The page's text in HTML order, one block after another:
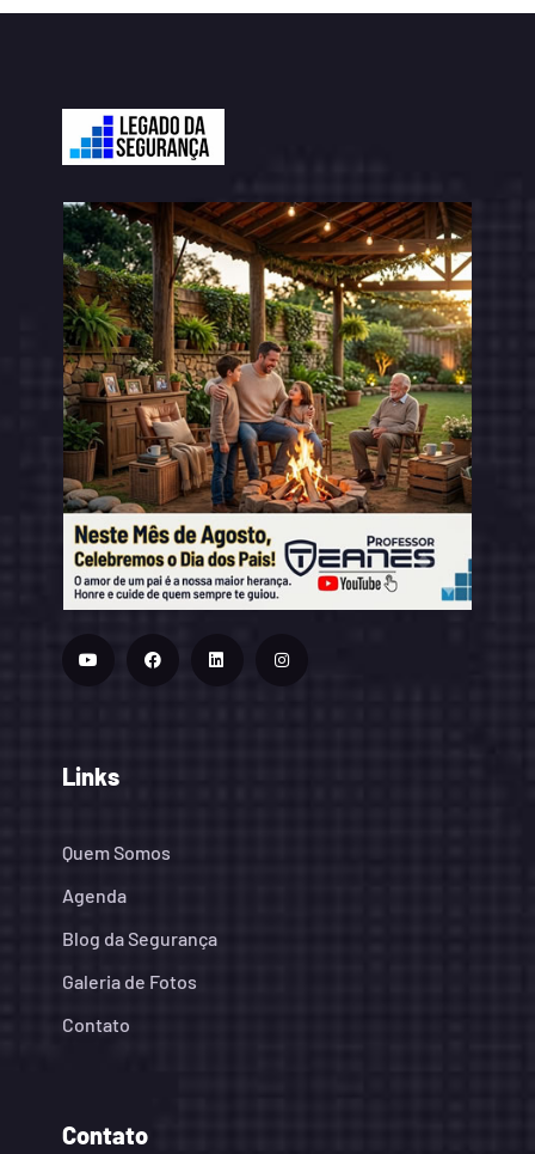
Links
Quem Somos
Agenda
Blog da Segurança
Galeria de Fotos
Contato
Contato